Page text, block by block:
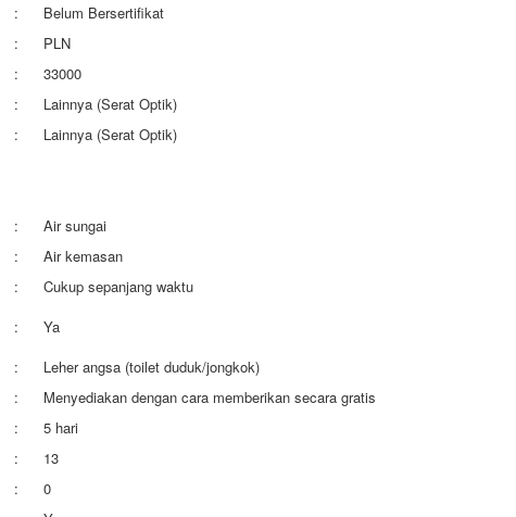
:
Belum Bersertifikat
:
PLN
:
33000
:
Lainnya (Serat Optik)
:
Lainnya (Serat Optik)
:
Air sungai
:
Air kemasan
:
Cukup sepanjang waktu
:
Ya
:
Leher angsa (toilet duduk/jongkok)
:
Menyediakan dengan cara memberikan secara gratis
:
5 hari
:
13
:
0